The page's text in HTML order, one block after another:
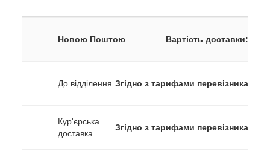
Новою Поштою Вартість доставки:
До відділення Згідно з тарифами перевізника
Кур'єрська
доставка
Згідно з тарифами перевізника